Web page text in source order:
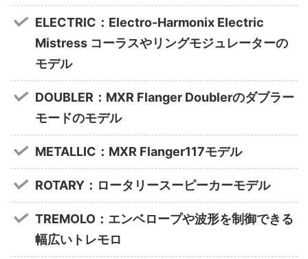
ELECTRIC：Electro-Harmonix Electric
Mistress コーラスやリングモジュレーターの
モデル
DOUBLER：MXR Flanger Doublerのダブラー
モードのモデル
METALLIC：MXR Flanger117モデル
ROTARY：ロータリースーピーカーモデル
TREMOLO：エンベロープや波形を制御できる
幅広いトレモロ